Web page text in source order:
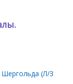
Шергольда (Л/З